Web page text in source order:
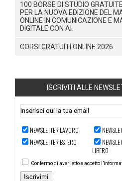
100 BORSE DI STUDIO
PER LA NUOVA EDIZIONE DEL
ONLINE IN COMUNICAZIONE E
DIGITALE CON AI.
CORSI GRATUITI ONLINE 2026
ISCRIVITI ALLE
NEWSLETTER LAVORO
NEWSLETTER ESTERO
LIBERO
Confermo di aver letto e accetto
Iscrivimi